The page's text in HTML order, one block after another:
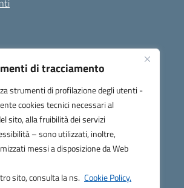
di tracciamento
strumenti di profilazione degli utenti -
cookies tecnici necessari al
sito, alla fruibilità dei servizi
– sono utilizzati, inoltre,
messi a disposizione da Web
sito, consulta la ns. Cookie Policy.